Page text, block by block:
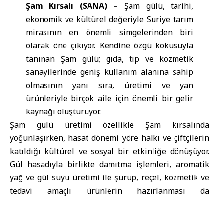
Şam Kırsalı (SANA) – Şam gülü, tarihi,
ekonomik ve kültürel değeriyle Suriye tarım
mirasının en önemli simgelerinden biri
olarak öne çıkıyor. Kendine özgü kokusuyla
tanınan Şam gülü; gıda, tıp ve kozmetik
sanayilerinde geniş kullanım alanına sahip
olmasının yanı sıra, üretimi ve yan
ürünleriyle birçok aile için önemli bir gelir
kaynağı oluşturuyor.
Şam gülü üretimi özellikle Şam kırsalında
yoğunlaşırken, hasat dönemi yöre halkı ve çiftçilerin
katıldığı kültürel ve sosyal bir etkinliğe dönüşüyor.
Gül hasadıyla birlikte damıtma işlemleri, aromatik
yağ ve gül suyu üretimi ile şurup, reçel, kozmetik ve
tedavi amaçlı ürünlerin hazırlanması da